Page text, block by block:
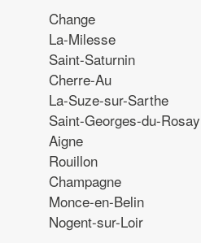
Change
La-Milesse
Saint-Saturnin
Cherre-Au
La-Suze-sur-Sarthe
Saint-Georges-du-Rosay
Aigne
Rouillon
Champagne
Monce-en-Belin
Nogent-sur-Loir